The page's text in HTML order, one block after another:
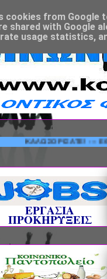
---
ΕΡΓΑΣΙΑ
ΠΡΟΚΗΡΥΞΕΙΣ
cookies from Google
shared with Google
usage statistics,